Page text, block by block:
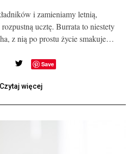
i zamieniamy letnią,
ucztę. Burrata to niestety
z nią po prostu życie smakuje…
Save
Czytaj więcej